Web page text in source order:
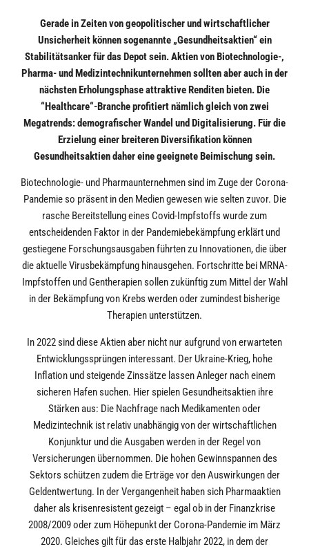
Gerade in Zeiten von geopolitischer und wirtschaftlicher
Unsicherheit können sogenannte „Gesundheitsaktien“ ein
Stabilitätsanker für das Depot sein. Aktien von Biotechnologie-,
Pharma- und Medizintechnikunternehmen sollten aber auch in der
nächsten Erholungsphase attraktive Renditen bieten. Die
“Healthcare“-Branche profitiert nämlich gleich von zwei
Megatrends: demografischer Wandel und Digitalisierung. Für die
Erzielung einer breiteren Diversifikation können
Gesundheitsaktien daher eine geeignete Beimischung sein.
Biotechnologie- und Pharmaunternehmen sind im Zuge der Corona-
Pandemie so präsent in den Medien gewesen wie selten zuvor. Die
rasche Bereitstellung eines Covid-Impfstoffs wurde zum
entscheidenden Faktor in der Pandemiebekämpfung erklärt und
gestiegene Forschungsausgaben führten zu Innovationen, die über
die aktuelle Virusbekämpfung hinausgehen. Fortschritte bei MRNA-
Impfstoffen und Gentherapien sollen zukünftig zum Mittel der Wahl
in der Bekämpfung von Krebs werden oder zumindest bisherige
Therapien unterstützen.
In 2022 sind diese Aktien aber nicht nur aufgrund von erwarteten
Entwicklungssprüngen interessant. Der Ukraine-Krieg, hohe
Inflation und steigende Zinssätze lassen Anleger nach einem
sicheren Hafen suchen. Hier spielen Gesundheitsaktien ihre
Stärken aus: Die Nachfrage nach Medikamenten oder
Medizintechnik ist relativ unabhängig von der wirtschaftlichen
Konjunktur und die Ausgaben werden in der Regel von
Versicherungen übernommen. Die hohen Gewinnspannen des
Sektors schützen zudem die Erträge vor den Auswirkungen der
Geldentwertung. In der Vergangenheit haben sich Pharmaaktien
daher als krisenresistent gezeigt – egal ob in der Finanzkrise
2008/2009 oder zum Höhepunkt der Corona-Pandemie im März
2020. Gleiches gilt für das erste Halbjahr 2022, in dem der